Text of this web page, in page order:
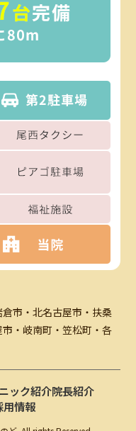
市・北名古屋市・扶桑
・岐南町・笠松町・各
ック紹介院長紹介
用情報